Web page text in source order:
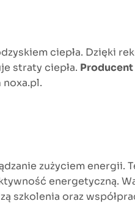
ciepła. Dzięki
straty ciepła. Producent
noxa.pl.
zużyciem energii.
energetyczną.
szkolenia oraz